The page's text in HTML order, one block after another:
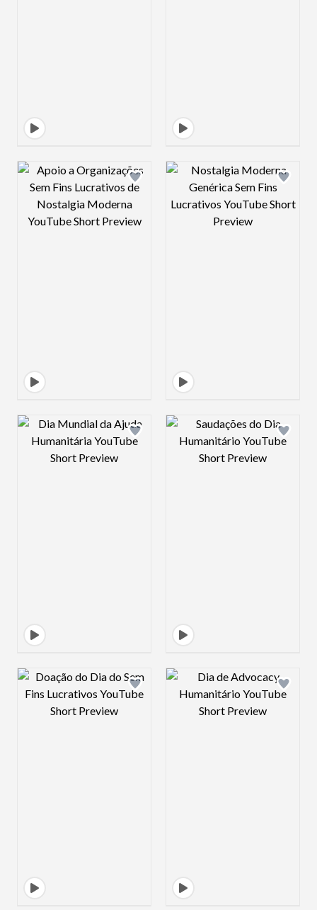
Design preview image Design preview
Design preview image Design preview
Design preview image Design preview